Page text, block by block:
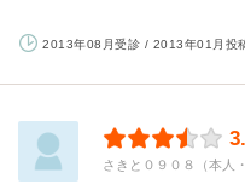
2013年08月受診 / 2013年01月投
さきと０９０８（本人